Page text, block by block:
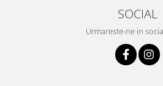
SOCIAL
Urmareste-ne in